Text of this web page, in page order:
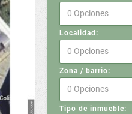
0 Opciones
Localidad:
0 Opciones
Zona / barrio:
0 Opciones
Tipo de inmueble: